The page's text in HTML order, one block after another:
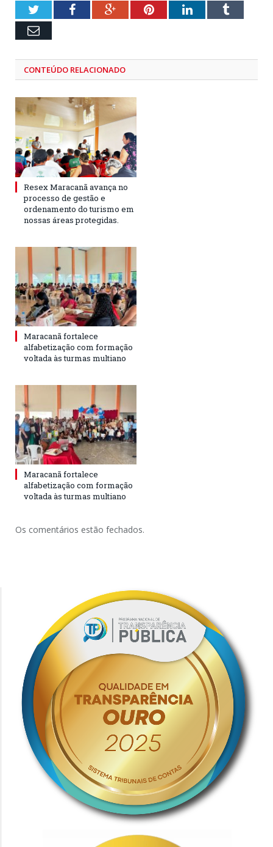
TwitterFacebookGoogle+PinterestLinkedInTumblr
Email
CONTEÚDO RELACIONADO
Resex Maracanã avança no
processo de gestão e
ordenamento do turismo em
nossas áreas protegidas.
Maracanã fortalece
alfabetização com formação
voltada às turmas multiano
Maracanã fortalece
alfabetização com formação
voltada às turmas multiano
Os comentários estão fechados.